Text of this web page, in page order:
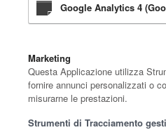
Google Analytics 4
Marketing
Questa Applicazione utilizza
fornire annunci personalizzati o
misurarne le prestazioni.
Strumenti di Tracciamento